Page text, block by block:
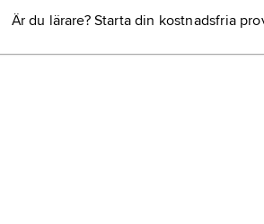
Är du lärare? Starta din kostnadsfria